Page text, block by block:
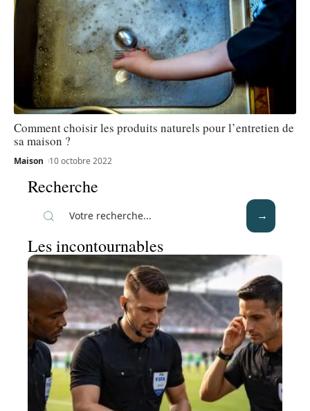
Comment choisir les produits naturels pour l’entretien de
sa maison ?
Maison 10 octobre 2022
Recherche
Les incontournables